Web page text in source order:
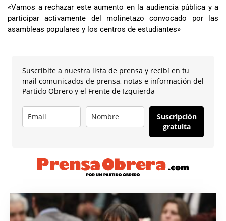
«Vamos a rechazar este aumento en la audiencia pública y a
participar activamente del molinetazo convocado por las
asambleas populares y los centros de estudiantes»
Suscribite a nuestra lista de prensa y recibí en tu
mail comunicados de prensa, notas e información del
Partido Obrero y el Frente de Izquierda
Suscripción
gratuita